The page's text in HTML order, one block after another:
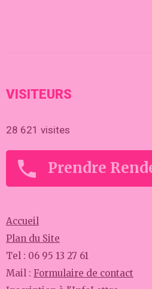
VISITEURS
28 621 visites
Prendre
Accueil
Plan du Site
Tel : 06 95 13 27 61
Mail : Formulaire de contact